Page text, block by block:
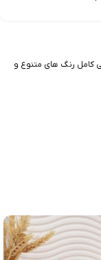
کامل رنگ های متنوع و